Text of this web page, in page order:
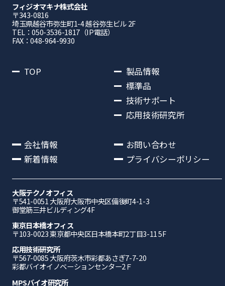
フィジオマキナ株式会社
〒343-0816
埼⽟県越⾕市弥⽣町1-4 越⾕弥⽣ビル 2F
TEL：050-3536-1817（IP電話）
FAX：048-964-9930
TOP
製品情報
標準品
技術サポート
応用技術研究所
会社情報
新着情報
お問い合わせ
プライバシーポリシー
大阪テクノオフィス
〒541-0051 ⼤阪府⼤阪市中央区備後町4-1-3
御堂筋三井ビルディング4F
東京日本橋オフィス
〒103-0023 東京都中央区日本橋本町2丁目3-11 5F
応⽤技術研究所
〒567-0085 ⼤阪府茨⽊市彩都あさぎ7-7-20
彩都バイオイノベーションセンター2Ｆ
MPSバイオ研究所